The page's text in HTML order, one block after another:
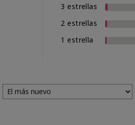
3 estrellas
2 estrellas
1 estrella